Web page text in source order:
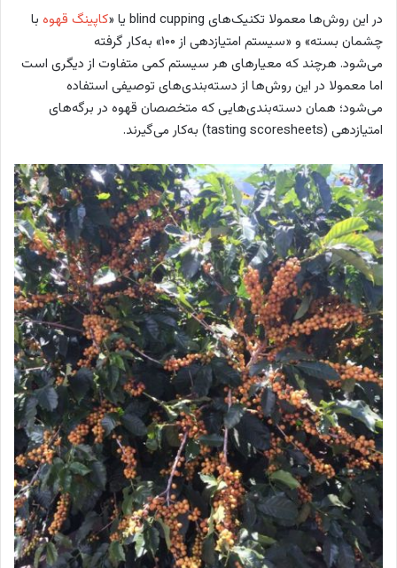
در این روش‌ها معمولا تکنیک‌های blind cupping یا « کاپینگ قهوه با
چشمان بسته» و «سیستم امتیازدهی از ۱۰۰» به‌کار گرفته
می‌شود. هرچند که معیارهای هر سیستم کمی متفاوت از دیگری است
اما معمولا در این روش‌ها از دسته‌بندی‌های توصیفی استفاده
می‌شود؛ همان دسته‌بندی‌هایی که متخصصان قهوه در برگه‌های
امتیازدهی (tasting scoresheets) به‌کار می‌گیرند.